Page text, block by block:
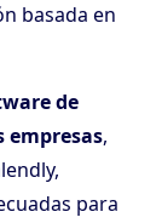
basada en
de
empresas,
para